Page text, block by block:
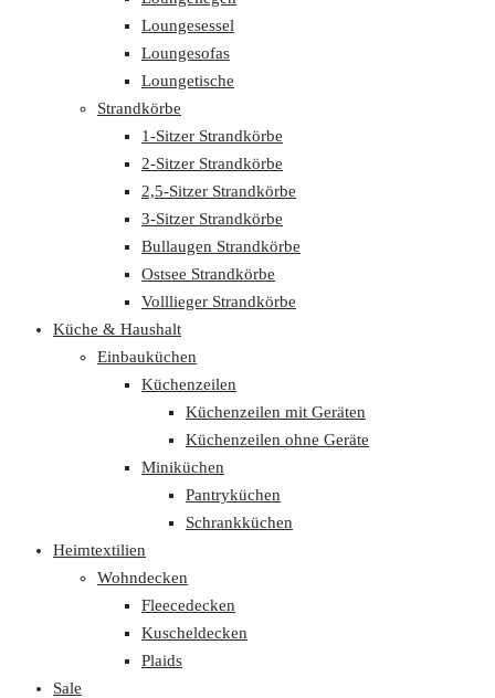
Loungesessel
Loungesofas
Loungetische
Strandkörbe
1-Sitzer Strandkörbe
2-Sitzer Strandkörbe
2,5-Sitzer Strandkörbe
3-Sitzer Strandkörbe
Bullaugen Strandkörbe
Ostsee Strandkörbe
Volllieger Strandkörbe
Küche & Haushalt
Einbauküchen
Küchenzeilen
Küchenzeilen mit Geräten
Küchenzeilen ohne Geräte
Miniküchen
Pantryküchen
Schrankküchen
Heimtextilien
Wohndecken
Fleecedecken
Kuscheldecken
Plaids
Sale